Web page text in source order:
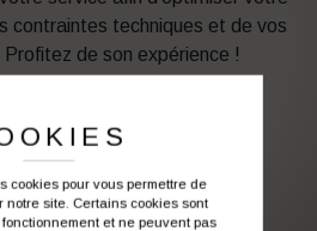
contraintes techniques et de vos
Profitez de son expérience !
contact@colbleu.fr
cookies pour vous permettre de
site. Certains cookies sont
et ne peuvent pas